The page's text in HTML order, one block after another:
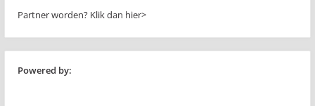
Partner worden? Klik dan hier>
Powered by: